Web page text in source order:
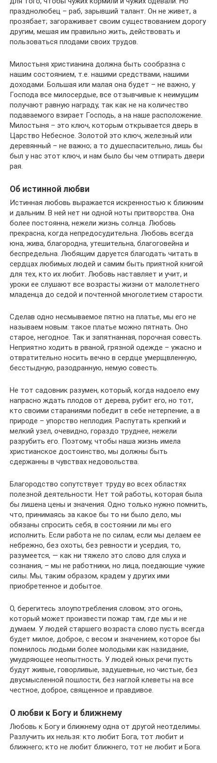
празднолюбец – раб, зарывший талант. Он не живет, а
прозябает; загораживает своим существованием дорогу
другим, мешая им правильно жить, действовать и
пользоваться плодами своих трудов.
Милостыня христианина должна быть сообразна с
нашим состоянием, т.е. нашими средствами, нашими
доходами. Большая или малая она будет – не важно, у
Господа все милосердые, все отзывчивые к неимущим
получают равную награду, так как не на количество
подаваемого взирает Господь, а на наше расположение.
Милостыня – это ключ, которым открывается дверь в
Царство Небесное. Золотой это ключ, железный или
деревянный – не важно; а то душеспасительно, лишь бы
был у нас этот ключ, и нам было бы чем отпирать двери
рая.
Об истинной любви
Истинная любовь выражается искренностью к ближним
и дальним. В ней нет ни одной ноты притворства. Она
более постоянна, нежели жизнь солнца. Любовь
прекрасна, когда непредосудительна. Любовь всегда
юна, жива, благородна, утешительна, благоговейна и
беспредельна. Любящим даруется благодать читать в
сердцах любимых людей и самим быть приятной книгой
для тех, кто их любит. Любовь наставляет и учит, и
уроки ее слушают все возрасты жизни от малолетнего
младенца до седой и почтенной многолетием старости.
Сделав одно несмываемое пятно на платье, мы его не
называем новым: такое платье можно пятнать. Оно
старое, негодное. Так и запятнанная, порочная совесть.
Неприятно ходить в рваной, грязной одежде – ужасно и
отвратительно носить вечно в сердце умерщвленную,
бесстыдную, разодранную, немую совесть.
Не тот садовник разумен, который, когда надоело ему
напрасно ждать плодов от дерева, рубит его, но тот,
кто своими стараниями победит в себе нетерпение, а в
природе – упорство неплодия. Распутать крепкий и
мелкий узел, очевидно, гораздо труднее, нежели
разрубить его. Поэтому, чтобы наша жизнь имела
христианское достоинство, мы должны быть
сдержанны в чувствах недовольства.
Благородство сопутствует труду во всех областях
полезной деятельности. Нет той работы, которая была
бы лишена цены и значения. Одно только нужно помнить,
что, принимаясь за какое бы то ни было дело, мы
обязаны спросить себя, в состоянии ли мы его
исполнить. Если работа не по силам, если мы делаем ее
небрежно, без охоты, без ревности и усердия, то,
разумеется, — как ни тяжело это слово для слуха и
сознания, – мы не работники, но лица, поедающие чужие
силы. Мы, таким образом, крадем у других ими
приобретенное и добытое.
О, берегитесь злоупотребления словом; это огонь,
который может произвести пожар там, где мы и не
думаем. У людей старшего возраста слово пусть всегда
будет милое, доброе, с весом и значением, которое бы
помнилось людьми более молодыми как назидание,
умудряющее неопытность. У людей юных речи пусть
будут живые, говорливые, задушевные, но чистые, без
двусмысленной пошлости, без наглой клеветы на все
честное, доброе, священное и правдивое.
О любви к Богу и ближнему
Любовь к Богу и ближнему одна от другой неотделимы.
Разлучить их нельзя: кто любит Бога, тот любит и
ближнего; кто не любит ближнего, тот не любит и Бога.